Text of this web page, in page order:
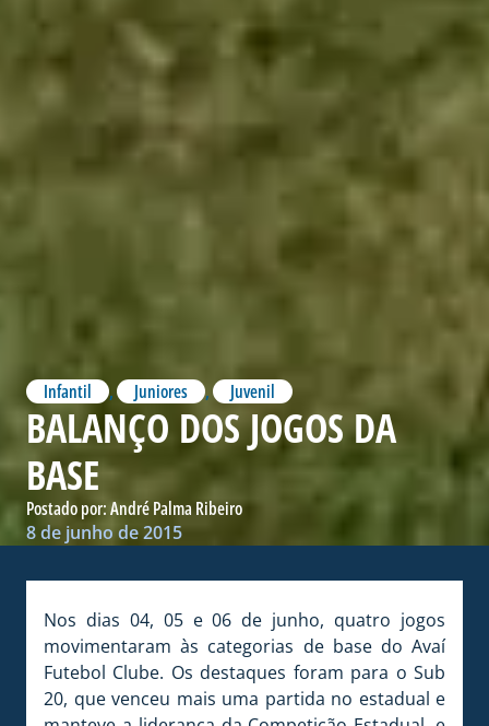
Infantil , Juniores , Juvenil
BALANÇO DOS JOGOS DA
BASE
Postado por:André Palma Ribeiro
8 de junho de 2015
Nos dias 04, 05 e 06 de junho, quatro jogos
movimentaram às categorias de base do Avaí
Futebol Clube. Os destaques foram para o Sub
20, que venceu mais uma partida no estadual e